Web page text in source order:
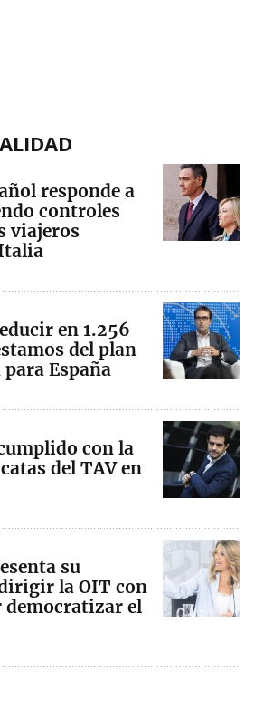
responde a
controles
viajeros
en 1.256
del plan
España
con la
del TAV en
su
la OIT con
democratizar el